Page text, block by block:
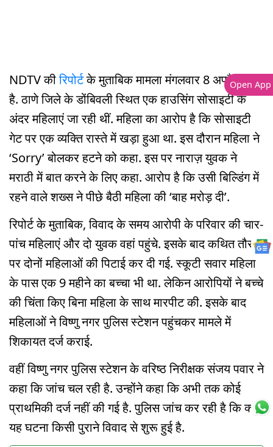
NDTV कीरिपोर्टके मुताबिक मामला मंगलवार 8 अप्रैल का
है. ठाणे जिले के डोंबिवली स्थित एक हाउसिंग सोसाइटी के
अंदर महिलाएं जा रही थीं. महिला का आरोप है कि सोसाइटी
गेट पर एक व्यक्ति रास्ते में खड़ा हुआ था. इस दौरान महिला ने
‘Sorry’ बोलकर हटने को कहा. इस पर नाराज़ युवक ने
मराठी में बात करने के लिए कहा. आरोप है कि उसी बिल्डिंग में
रहने वाले शख्स ने पीछे बैठी महिला की ‘बाह मरोड़ दी’.
रिपोर्ट के मुताबिक, विवाद के समय आरोपी के परिवार की चार-
पांच महिलाएं और दो युवक वहां पहुंचे. इसके बाद कथित तौर
पर दोनों महिलाओं की पिटाई कर दी गई. स्कूटी सवार महिला
के पास एक 9 महीने का बच्चा भी था. लेकिन आरोपियों ने बच्चे
की चिंता किए बिना महिला के साथ मारपीट की. इसके बाद
महिलाओं ने विष्णु नगर पुलिस स्टेशन पहुंचकर मामले में
शिकायत दर्ज कराई.
वहीं विष्णु नगर पुलिस स्टेशन के वरिष्ठ निरीक्षक संजय पवार ने
कहा कि जांच चल रही है. उन्होंने कहा कि अभी तक कोई
प्राथमिकी दर्ज नहीं की गई है. पुलिस जांच कर रही है कि क्या
यह घटना किसी पुराने विवाद से शुरू हुई है.
Open App